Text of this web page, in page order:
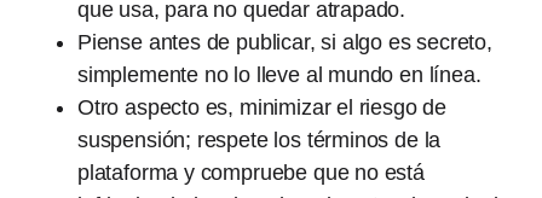
que usa, para no quedar atrapado.
Piense antes de publicar, si algo es secreto,
simplemente no lo lleve al mundo en línea.
Otro aspecto es, minimizar el riesgo de
suspensión; respete los términos de la
plataforma y compruebe que no está